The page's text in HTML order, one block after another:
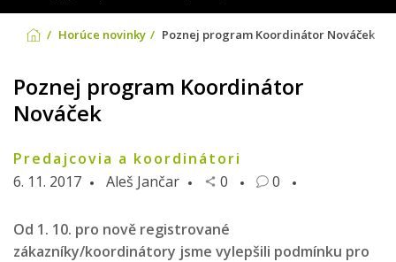
Horúce novinky Poznej program Koordinátor Nováček
Poznej program Koordinátor
Nováček
Predajcovia a koordinátori
6. 11. 2017
Aleš Jančar 0 0
Od 1. 10. pro nově registrované
zákazníky/koordinátory jsme vylepšili podmínku pro